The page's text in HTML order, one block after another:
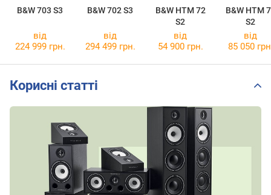
B&W 703 S3 B&W 702 S3
B&W HTM 72
S2
B&W HTM
S2
від
224 999 грн.
від
294 499 грн.
від
54 900 грн.
від
85 050
Корисні статті